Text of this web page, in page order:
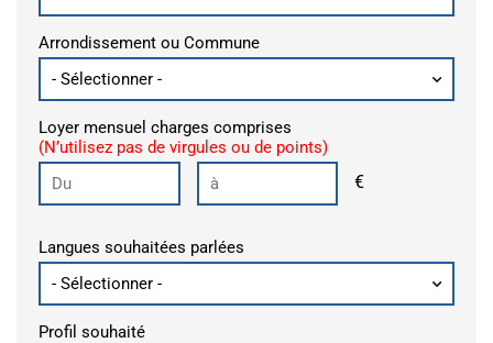
Arrondissement ou Commune
Loyer mensuel charges comprises
(N’utilisez pas de virgules ou de points)
€
Langues souhaitées parlées
Profil souhaité